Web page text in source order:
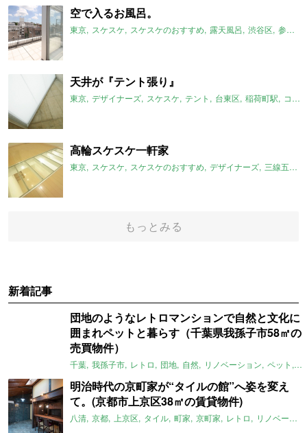
空で入るお風呂。
東京 スケスケ スケスケのおすすめ 露天風呂 渋谷区 参宮橋駅
天井が『テント張り』
東京 デザイナーズ スケスケ テント 台東区 稲荷町駅 コンクリート
高輪スケスケ一軒家
東京 スケスケ スケスケのおすすめ デザイナーズ 三線五駅
もっとみる
新着記事
団地のようなレトロマンションで自然と文化に
囲まれペットと暮らす（千葉県我孫子市58㎡の
売買物件）
千葉 我孫子市 レトロ 団地 自然 リノベーション ペット
明治時代の京町家が“タイルの館”へ姿を変え
て。(京都市上京区38㎡の賃貸物件)
八清 京都 上京区 タイル 町家 京町家 レトロ リノベーション